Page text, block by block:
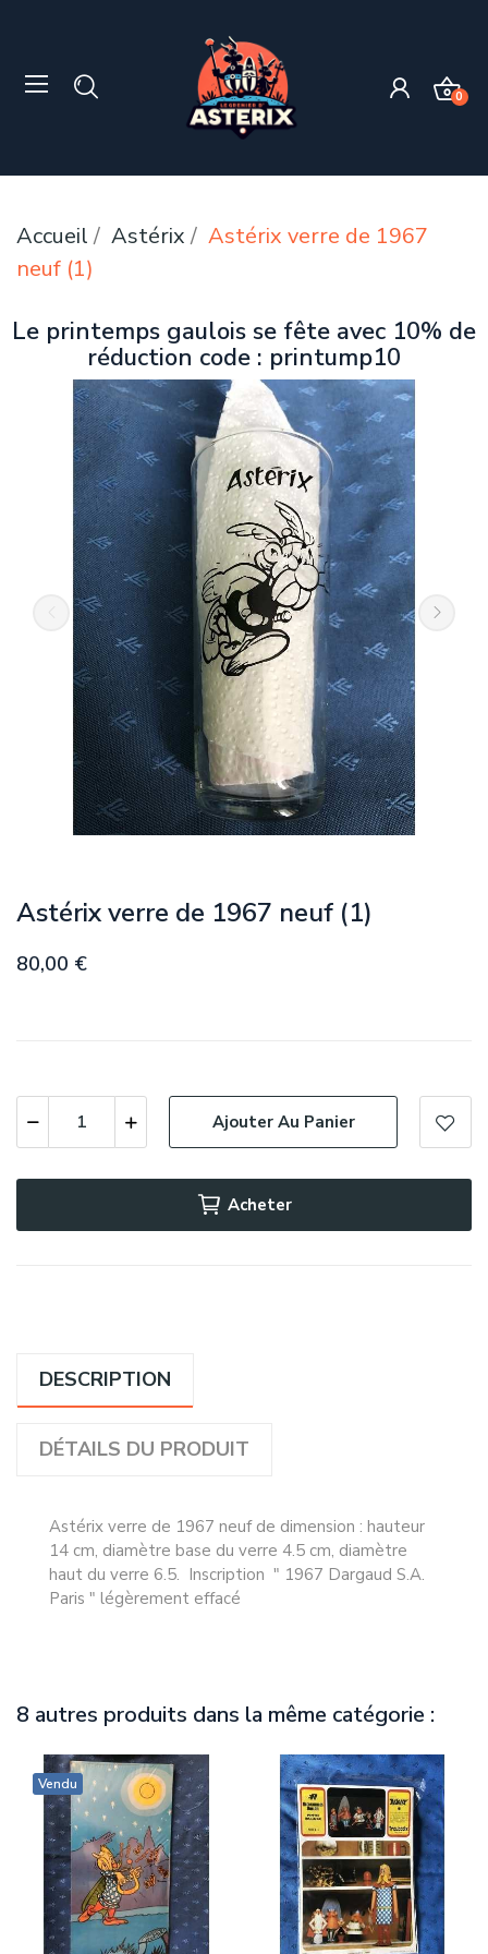
0
Accueil Astérix
Astérix verre de 1967
neuf (1)
Le printemps gaulois se fête avec 10% de
réduction code : printump10
Astérix verre de 1967 neuf (1)
80,00 €
Ajouter Au Panier
Acheter
DESCRIPTION
DÉTAILS DU PRODUIT
Astérix verre de 1967 neuf de dimension : hauteur
14 cm, diamètre base du verre 4.5 cm, diamètre
haut du verre 6.5. Inscription " 1967 Dargaud S.A.
Paris " légèrement effacé
8 autres produits dans la même catégorie :
Vendu